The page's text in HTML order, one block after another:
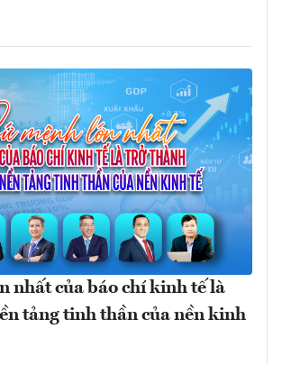
nhất của báo chí kinh tế là
tảng tinh thần của nền kinh